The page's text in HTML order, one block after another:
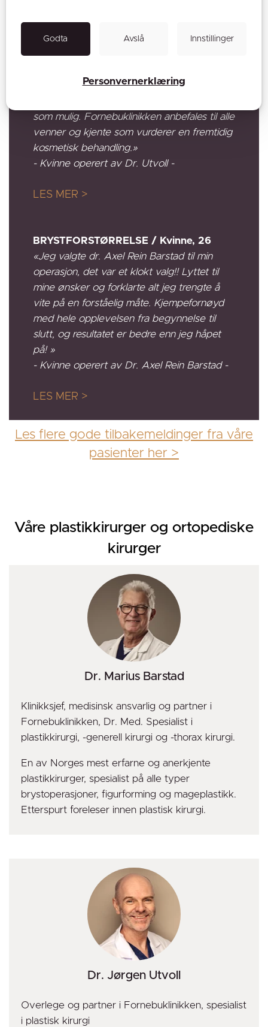
BRYSTFORSTØRRELSE / Kvinne, 43
v/ dr. Jørgen Utvoll gjorde min
som mulig. Fornebuklinikken anbefales til alle
venner og kjente som vurderer en fremtidig
kosmetisk behandling.»
- Kvinne operert av Dr. Utvoll -
LES MER >
BRYSTFORSTØRRELSE / Kvinne, 26
«Jeg valgte dr. Axel Rein Barstad til min
operasjon, det var et klokt valg!! Lyttet til
mine ønsker og forklarte alt jeg trengte å
vite på en forståelig måte. Kjempefornøyd
med hele opplevelsen fra begynnelse til
slutt, og resultatet er bedre enn jeg håpet
på! »
- Kvinne operert av Dr. Axel Rein Barstad -
LES MER >
Les flere gode tilbakemeldinger fra våre
pasienter her >
Våre plastikkirurger og ortopediske
kirurger
Dr. Marius Barstad
Klinikksjef, medisinsk ansvarlig og partner i
Fornebuklinikken, Dr. Med. Spesialist i
plastikkirurgi, -generell kirurgi og -thorax kirurgi.
En av Norges mest erfarne og anerkjente
plastikkirurger, spesialist på alle typer
brystoperasjoner, figurforming og mageplastikk.
Etterspurt foreleser innen plastisk kirurgi.
Dr. Jørgen Utvoll
Overlege og partner i Fornebuklinikken, spesialist
i plastisk kirurgi
Godta Avslå Innstillinger
Personvernerklæring